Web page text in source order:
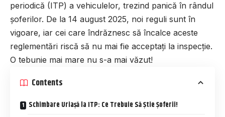
periodică (ITP) a vehiculelor, trezind panică în rândul
șoferilor. De la 14 august 2025, noi reguli sunt în
vigoare, iar cei care îndrăznesc să încalce aceste
reglementări riscă să nu mai fie acceptați la inspecție.
O tebunie mai mare nu s-a mai văzut!
Contents
Schimbare Uriașă la ITP: Ce Trebuie Să Știe Șoferii!